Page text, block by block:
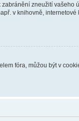
zneužití vašeho
v knihovně,
fóra, můžou být v